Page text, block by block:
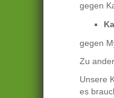
gegen
gegen
Zu
Unsere
es